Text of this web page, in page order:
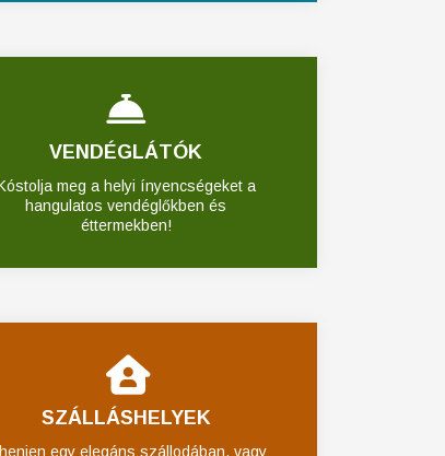
VENDÉGLÁTÓK
meg a helyi ínyencségeket a
hangulatos vendéglőkben és
éttermekben!
SZÁLLÁSHELYEK
egy elegáns szállodában, vagy